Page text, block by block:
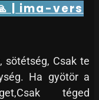
| ima-vers
sötétség, Csak te
Ha gyötör a
téged